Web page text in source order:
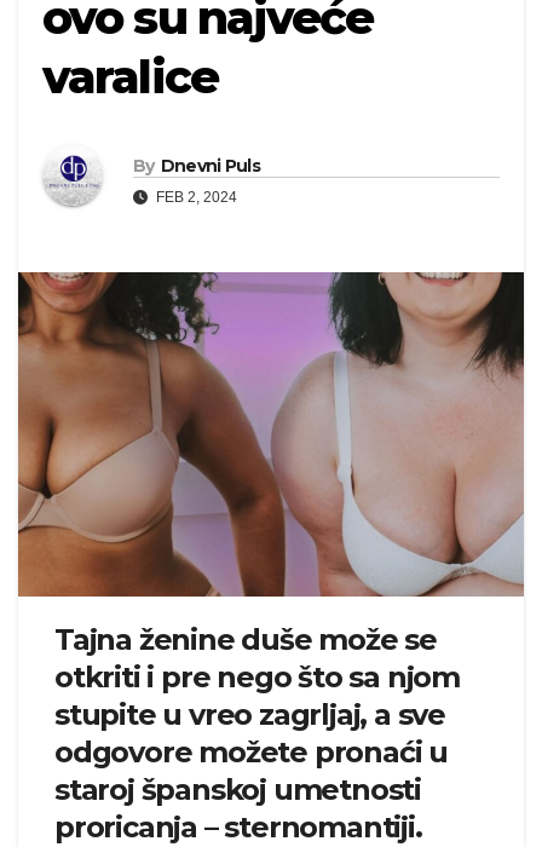
ovo su najveće
varalice
By Dnevni Puls
FEB 2, 2024
Tajna ženine duše može se
otkriti i pre nego što sa njom
stupite u vreo zagrljaj, a sve
odgovore možete pronaći u
staroj španskoj umetnosti
proricanja – sternomantiji.